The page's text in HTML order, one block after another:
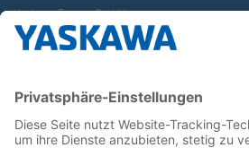
Yaskawa Europe GmbH
Karriere
Newsletter